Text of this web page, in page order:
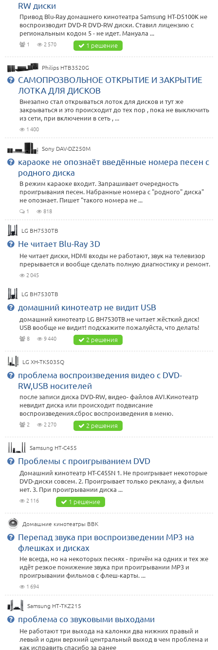
RW диски
Привод Blu-Ray домашнего кинотеатра Samsung HT-D5100K не
воспроизводит DVD-R DVD-RW диски. Ставил лицензию с
региональным кодом 5 - не идет. Мануала ...
1 2 570 1 решение
Philips HTB3520G
САМОПРОЗВОЛЬНОЕ ОТКРЫТИЕ И ЗАКРЫТИЕ
ЛОТКА ДЛЯ ДИСКОВ
Внезапно стал открываться лоток для дисков и тут же
закрываться и это происходит до тех пор , пока не выключить
из сети, при включении в сеть , ...
1 400
Sony DAV-DZ250M
караоке не опознаёт введённые номера песен с
родного диска
В режим караоке входит. Запрашивает очередность
проигрывания песен. Набранные номера с "родного" диска"
не опознает. Пишет "такого номера не ...
1 818
LG BH7530TB
Не читает Blu-Ray 3D
Не читает диски, HDMI входы не работают, звук на телевизор
прерывается и вообще сделать полную диагностику и ремонт.
2 045
LG BH7530TB
домашний кинотеатр не видит USB
домашний кинотеатр LG BH7530TB не читает жёсткий диск!
USB вообще не видит! подскажите пожалуйста, что делать!
8 9 440 2 решения
LG XH-TK5035Q
проблема воспроизведения видео с DVD-
RW,USB носителей
после записи диска DVD-RW, видео- файлов AVI.Кинотеатр
невидит диска или происходит подвисание
воспроизведения.сброс воспроизведения в меню.
2 2 270 2 решения
Samsung HT-C455
Проблемы с проигрыванием DVD
Домашний кинотеатр HT-C455N 1. Не проигрывает некоторые
DVD-диски совсем. 2. Проигрывает только рекламу, а фильм
нет. 3. При проигрывании диска ...
2 116 1 решение
Домашние кинотеатры BBK
Перепад звука при воспроизведении MP3 на
флешках и дисках
Не всегда, но на некоторых песнях - причём на одних и тех же
идёт резкое понижение звука при проигрывании MP3 и
проигрывании фильмов с флеш-карты. ...
1 694
Samsung HT-TKZ215
проблема со звуковыми выходами
Не работают три выхода на калонки два нижних правый и
левый и один верхний центральный выход в чем проблема и
как исправить спасибо за ранее